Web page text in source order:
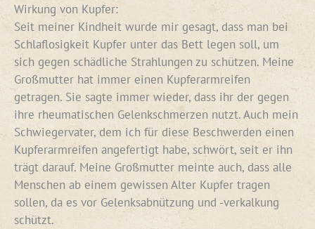
Wirkung von Kupfer:
Seit meiner Kindheit wurde mir gesagt, dass man bei
Schlaflosigkeit Kupfer unter das Bett legen soll, um
sich gegen schädliche Strahlungen zu schützen. Meine
Großmutter hat immer einen Kupferarmreifen
getragen. Sie sagte immer wieder, dass ihr der gegen
ihre rheumatischen Gelenkschmerzen nutzt. Auch mein
Schwiegervater, dem ich für diese Beschwerden einen
Kupferarmreifen angefertigt habe, schwört, seit er ihn
trägt darauf. Meine Großmutter meinte auch, dass alle
Menschen ab einem gewissen Alter Kupfer tragen
sollen, da es vor Gelenksabnützung und -verkalkung
schützt.